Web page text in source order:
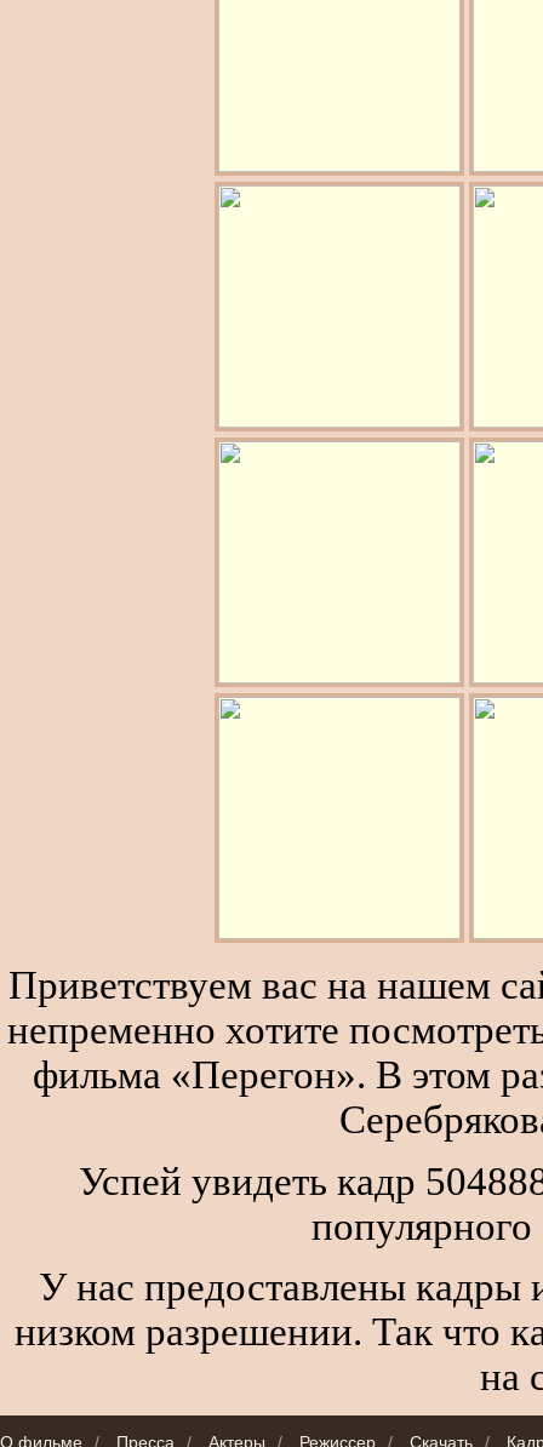
Приветствуем вас на нашем
непременно хотите
фильма «Перегон». В этом
Успей увидеть кадр
У нас предоставлены кадры
низком разрешении. Так что
на
О фильме / Пресса / Актеры / Режиссер / Скачать /